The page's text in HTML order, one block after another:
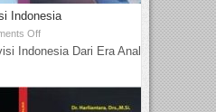
Indonesia
Off
Indonesia Dari Era Analog